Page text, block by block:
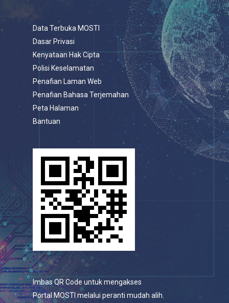
Data Terbuka MOSTI
Dasar Privasi
Kenyataan Hak Cipta
Polisi Keselamatan
Penafian Laman Web
Penafian Bahasa Terjemahan
Peta Halaman
Bantuan
Imbas QR Code untuk mengakses
Portal MOSTI melalui peranti mudah alih.